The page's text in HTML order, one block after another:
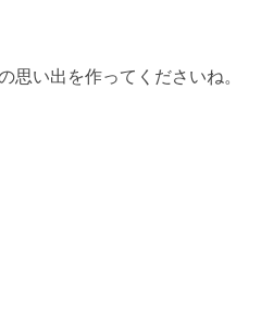
思い出を作ってくださいね。